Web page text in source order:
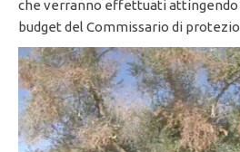
che verranno effettuati attingendo
budget del Commissario di